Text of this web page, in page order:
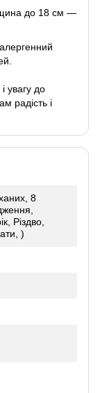
до 18 см —
увагу до
радість і
8
Різдво,
)